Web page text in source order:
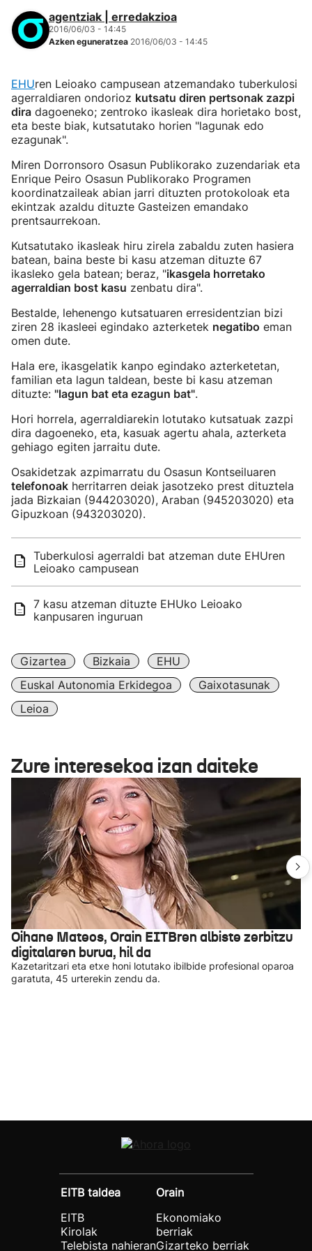
agentziak | erredakzioa
2016/06/03 - 14:45
Azken eguneratzea 2016/06/03 - 14:45
EHUren Leioako campusean atzemandako tuberkulosi
agerraldiaren ondorioz kutsatu diren pertsonak zazpi
dira dagoeneko; zentroko ikasleak dira horietako bost,
eta beste biak, kutsatutako horien "lagunak edo
ezagunak".
Miren Dorronsoro Osasun Publikorako zuzendariak eta
Enrique Peiro Osasun Publikorako Programen
koordinatzaileak abian jarri dituzten protokoloak eta
ekintzak azaldu dituzte Gasteizen emandako
prentsaurrekoan.
Kutsatutako ikasleak hiru zirela zabaldu zuten hasiera
batean, baina beste bi kasu atzeman dituzte 67
ikasleko gela batean; beraz, "ikasgela horretako
agerraldian bost kasu zenbatu dira".
Bestalde, lehenengo kutsatuaren erresidentzian bizi
ziren 28 ikasleei egindako azterketek negatibo eman
omen dute.
Hala ere, ikasgelatik kanpo egindako azterketetan,
familian eta lagun taldean, beste bi kasu atzeman
dituzte: "lagun bat eta ezagun bat".
Hori horrela, agerraldiarekin lotutako kutsatuak zazpi
dira dagoeneko, eta, kasuak agertu ahala, azterketa
gehiago egiten jarraitu dute.
Osakidetzak azpimarratu du Osasun Kontseiluaren
telefonoak herritarren deiak jasotzeko prest dituztela
jada Bizkaian (944203020), Araban (945203020) eta
Gipuzkoan (943203020).
Tuberkulosi agerraldi bat atzeman dute EHUren
Leioako campusean
7 kasu atzeman dituzte EHUko Leioako
kanpusaren inguruan
Gizartea Bizkaia
EHU
Euskal Autonomia Erkidegoa
Gaixotasunak
Leioa
Zure interesekoa izan daiteke
Oihane Mateos, Orain EITBren albiste zerbitzu
digitalaren burua, hil da
Kazetaritzari eta etxe honi lotutako ibilbide profesional oparoa
garatuta, 45 urterekin zendu da.
EITB taldea
EITB
Kirolak
Telebista nahieran
Orain
Ekonomiako
berriak
Gizarteko berriak